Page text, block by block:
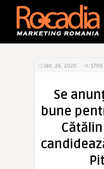
ian. 26, 2020 1799
Se
bune